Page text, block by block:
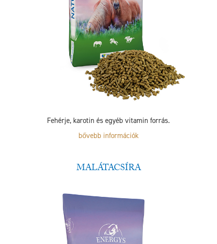
Fehérje, karotin és egyéb vitamin forrás.
bővebb információk
MALÁTACSÍRA